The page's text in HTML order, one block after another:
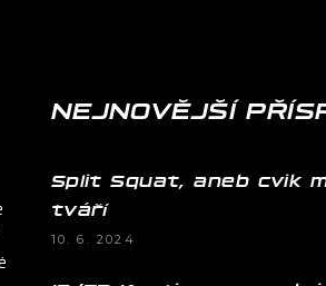
NEJNOVĚJŠÍ
Split Squat, aneb cvik
tváří
10. 6. 2024